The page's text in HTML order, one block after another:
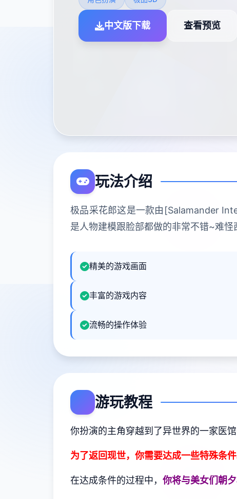
中文版下载 查看预览
玩法介绍
极品采花郎这是一款由[Salamander
是人物建模跟脸部都做的非常不错~难
精美的游戏画面
丰富的游戏内容
流畅的操作体验
游玩教程
你扮演的主角穿越到了异世界的一家医馆
为了返回现世，你需要达成一些特殊条件
在达成条件的过程中， 你将与美女们朝夕